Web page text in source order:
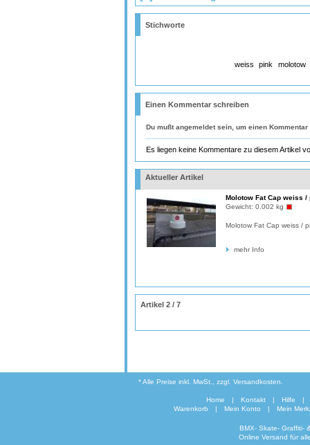
Stichworte
weiss pink molotow
Einen Kommentar schreiben
Du mußtangemeldetsein, um einen Kommentar
Es liegen keine Kommentare zu diesem Artikel
Aktueller Artikel
Molotow Fat Cap weiss /
Gewicht: 0.002 kg
Molotow Fat Cap weiss /
mehr Info
Artikel 2 / 7
* Alle Preise inkl. MwSt., zzgl. Versandkosten.
Home | Kontakt | Hilfe
|
Warenkorb
| Mein Konto | Mein
BMX- Skate- Graffiti-
Online Versand für